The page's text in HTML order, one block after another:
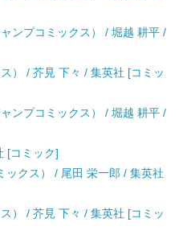
ンプコミックス） / 堀越 耕平 /
） / 芥見 下々 / 集英社 [コミッ
ンプコミックス） / 堀越 耕平 /
[コミック]
ックス） / 尾田 栄一郎 / 集英社
） / 芥見 下々 / 集英社 [コミッ